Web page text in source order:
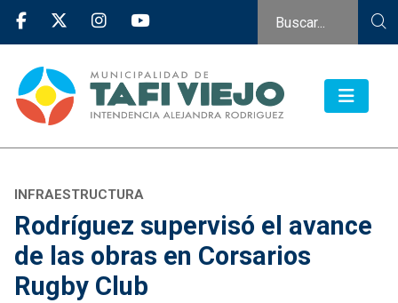
INFRAESTRUCTURA
Rodríguez supervisó el avance
de las obras en Corsarios
Rugby Club